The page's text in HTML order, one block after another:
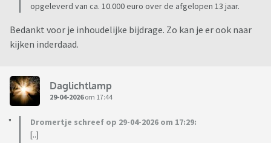
opgeleverd van ca. 10.000 euro over de afgelopen 13 jaar.
Bedankt voor je inhoudelijke bijdrage. Zo kan je er ook naar
kijken inderdaad.
Daglichtlamp
29-04-2026om 17:44
Dromertje schreef op 29-04-2026 om 17:29:
[..]